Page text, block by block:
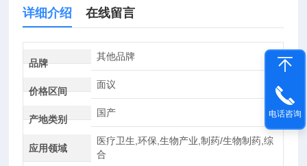
详细介绍 在线留言
品牌
其他品牌
价格区间
面议
产地类别
国产
应用领域
医疗卫生,环保,生物产业,制药/生物制药,综
合
电话咨询